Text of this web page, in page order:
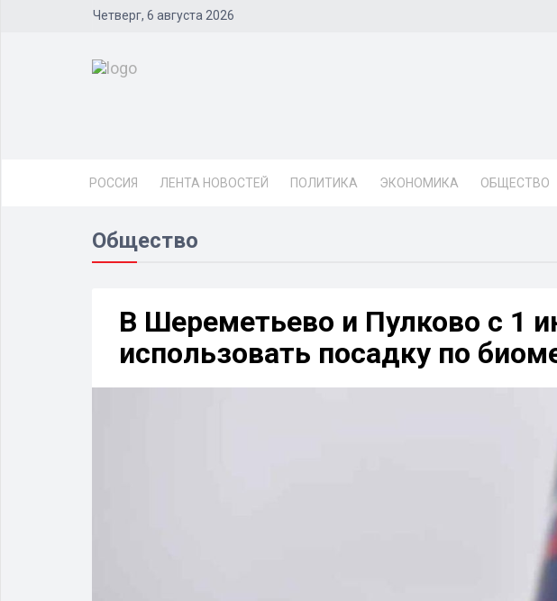
Четверг, 6 августа 2026
РОССИЯ ЛЕНТА НОВОСТЕЙ ПОЛИТИКА ЭКОНОМИКА ОБЩЕСТВО
Общество
В Шереметьево и Пулково с 1
использовать посадку по